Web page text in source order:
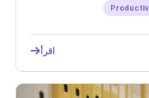
اقرأ